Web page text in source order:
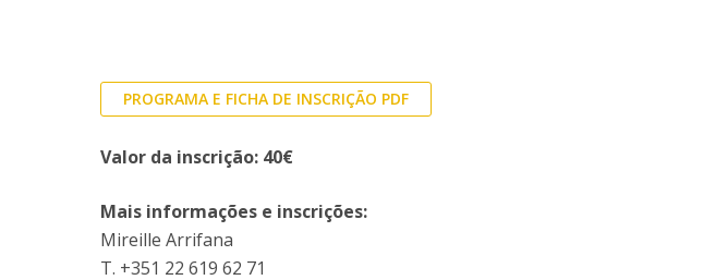
PROGRAMA E FICHA DE INSCRIÇÃO PDF
Valor da inscrição: 40€
Mais informações e inscrições:
Mireille Arrifana
T. +351 22 619 62 71